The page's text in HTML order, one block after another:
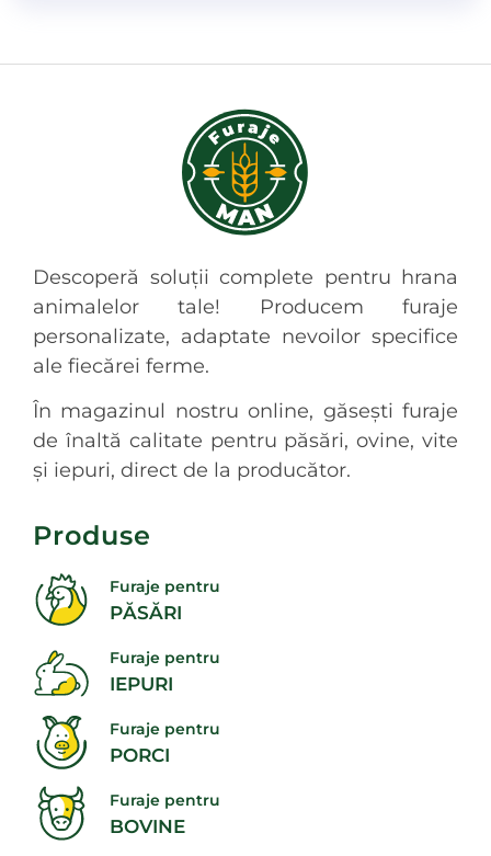
Descoperă soluții complete pentru hrana
animalelor tale! Producem furaje
personalizate, adaptate nevoilor specifice
ale fiecărei ferme.
În magazinul nostru online, găsești furaje
de înaltă calitate pentru păsări, ovine, vite
și iepuri, direct de la producător.
Produse
Furaje pentru
PĂSĂRI
Furaje pentru
IEPURI
Furaje pentru
PORCI
Furaje pentru
BOVINE